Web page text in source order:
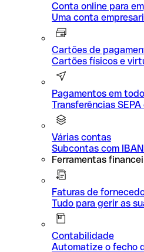
Conta online para
Uma conta
Cartões de
Cartões físicos e
Pagamentos em
Transferências
Várias contas
Subcontas com
Ferramentas
Faturas de
Tudo para gerir as
Contabilidade
Automatize o fecho